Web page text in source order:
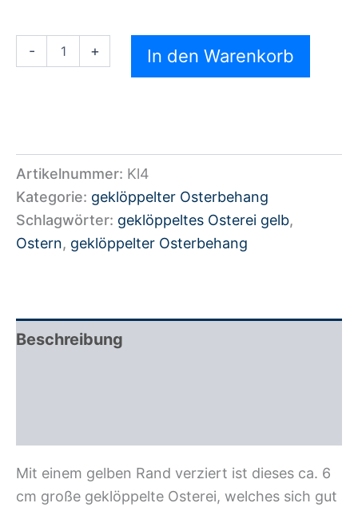
- + In den Warenkorb
Artikelnummer: Kl4
Kategorie: geklöppelter Osterbehang
Schlagwörter: geklöppeltes Osterei gelb,
Ostern, geklöppelter Osterbehang
Beschreibung
Mit einem gelben Rand verziert ist dieses ca. 6
cm große geklöppelte Osterei, welches sich gut